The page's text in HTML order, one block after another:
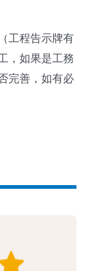
工程告示牌有
，如果是工務
完善，如有必